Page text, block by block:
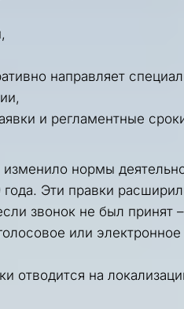
направляет
и регламентные
изменило нормы
Эти правки
звонок не был принят –
или
отводится на